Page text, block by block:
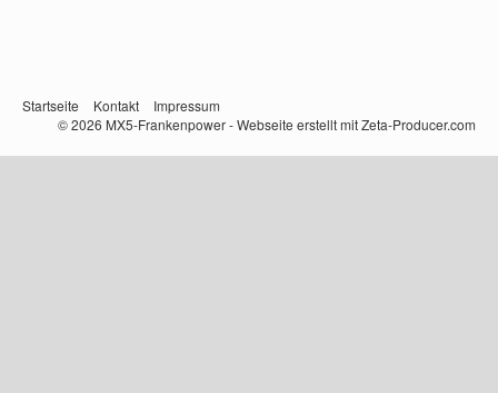
Startseite Kontakt
Impressum
© 2026 MX5-Frankenpower -Webseite erstellt mit Zeta-Producer.com